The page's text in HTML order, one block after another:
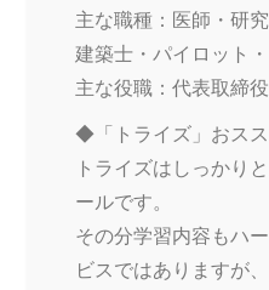
主な職種：医師・研
建築士・パイロット
主な役職：代表取締
◆「トライズ」おス
トライズはしっかり
ールです。
その分学習内容もハ
ビスではありますが